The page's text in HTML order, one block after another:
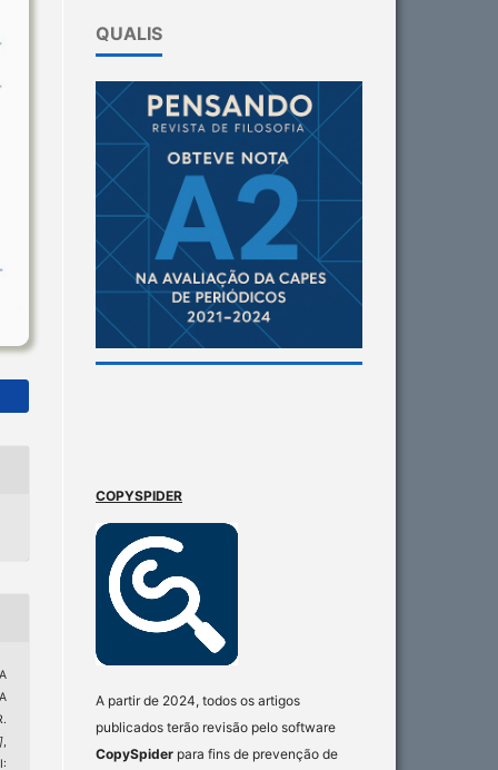
,
QUALIS
COPYSPIDER
A partir de 2024, todos os artigos
publicados terão revisão pelo software
CopySpider para fins de prevenção de